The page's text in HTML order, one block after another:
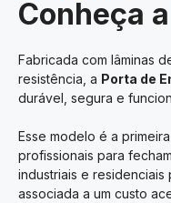
Conheça
Fabricada com lâminas
resistência, a Porta de
durável, segura e
Esse modelo é a
profissionais para
industriais e
associada a um custo